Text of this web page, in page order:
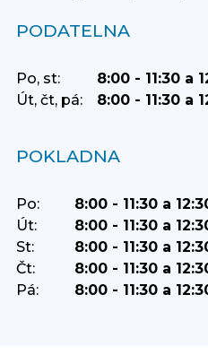
PODATELNA
Po, st:
8:00 - 11:30 a
Út, čt, pá:
8:00 - 11:30 a
POKLADNA
Po:
8:00 - 11:30 a
Út:
8:00 - 11:30 a
St:
8:00 - 11:30 a
Čt:
8:00 - 11:30 a
Pá:
8:00 - 11:30 a